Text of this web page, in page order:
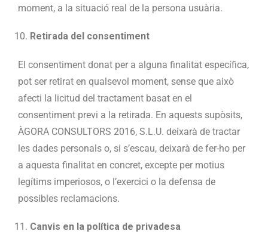
moment, a la situació real de la persona usuària.
Retirada del consentiment
El consentiment donat per a alguna finalitat específica,
pot ser retirat en qualsevol moment, sense que això
afecti la licitud del tractament basat en el
consentiment previ a la retirada. En aquests supòsits,
ÀGORA CONSULTORS 2016, S.L.U. deixarà de tractar
les dades personals o, si s’escau, deixarà de fer-ho per
a aquesta finalitat en concret, excepte per motius
legítims imperiosos, o l’exercici o la defensa de
possibles reclamacions.
Canvis en la política de privadesa